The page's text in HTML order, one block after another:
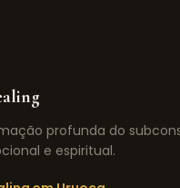
profunda do
e espiritual.